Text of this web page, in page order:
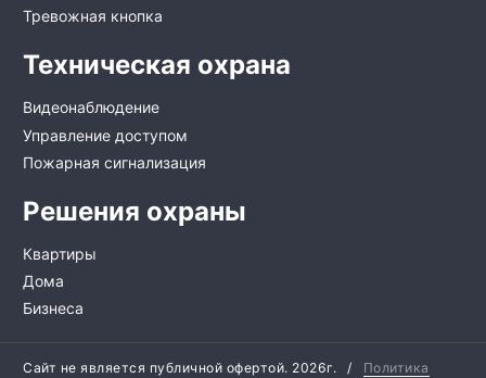
Тревожная кнопка
Техническая охрана
Видеонаблюдение
Управление доступом
Пожарная сигнализация
Решения охраны
Квартиры
Дома
Бизнеса
Сайт не является публичной офертой. 2026г. /
Политика